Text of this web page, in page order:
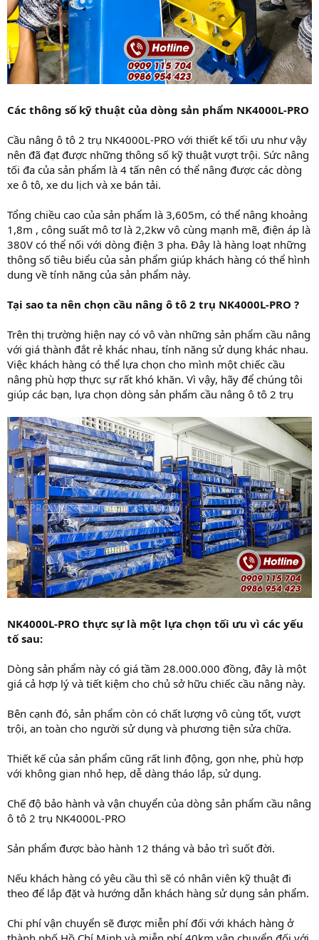
Các thông số kỹ thuật của dòng sản phẩm NK4000L-PRO
Cầu nâng ô tô 2 trụ NK4000L-PRO với thiết kế tối ưu như vậy
nên đã đạt được những thông số kỹ thuật vượt trội. Sức nâng
tối đa của sản phẩm là 4 tấn nên có thể nâng được các dòng
xe ô tô, xe du lịch và xe bán tải.
Tổng chiều cao của sản phẩm là 3,605m, có thể nâng khoảng
1,8m , công suất mô tơ là 2,2kw vô cùng mạnh mẽ, điện áp là
380V có thể nối với dòng điện 3 pha. Đây là hàng loạt những
thông số tiêu biểu của sản phẩm giúp khách hàng có thể hình
dung về tính năng của sản phẩm này.
Tại sao ta nên chọn cầu nâng ô tô 2 trụ NK4000L-PRO ?
Trên thị trường hiện nay có vô vàn những sản phẩm cầu nâng
với giá thành đắt rẻ khác nhau, tính năng sử dụng khác nhau.
Việc khách hàng có thể lựa chọn cho mình một chiếc cầu
nâng phù hợp thực sự rất khó khăn. Vì vậy, hãy để chúng tôi
giúp các bạn, lựa chọn dòng sản phẩm cầu nâng ô tô 2 trụ
NK4000L-PRO thực sự là một lựa chọn tối ưu vì các yếu
tố sau:
Dòng sản phẩm này có giá tầm 28.000.000 đồng, đây là một
giá cả hợp lý và tiết kiệm cho chủ sở hữu chiếc cầu nâng này.
Bên cạnh đó, sản phẩm còn có chất lượng vô cùng tốt, vượt
trội, an toàn cho người sử dụng và phương tiện sửa chữa.
Thiết kế của sản phẩm cũng rất linh động, gọn nhẹ, phù hợp
với không gian nhỏ hẹp, dễ dàng tháo lắp, sử dụng.
Chế độ bảo hành và vận chuyển của dòng sản phẩm cầu nâng
ô tô 2 trụ NK4000L-PRO
Sản phẩm được bào hành 12 tháng và bảo trì suốt đời.
Nếu khách hàng có yêu cầu thì sẽ có nhân viên kỹ thuật đi
theo để lắp đặt và hướng dẫn khách hàng sử dụng sản phẩm.
Chi phí vận chuyển sẽ được miễn phí đối với khách hàng ở